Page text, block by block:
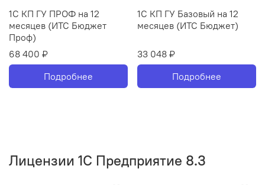
1С КП ГУ ПРОФ на 12
месяцев (ИТС Бюджет
Проф)
68 400 ₽
Подробнее
1С КП ГУ Базовый на 12
месяцев (ИТС Бюджет)
33 048 ₽
Подробнее
Лицензии 1С Предприятие 8.3